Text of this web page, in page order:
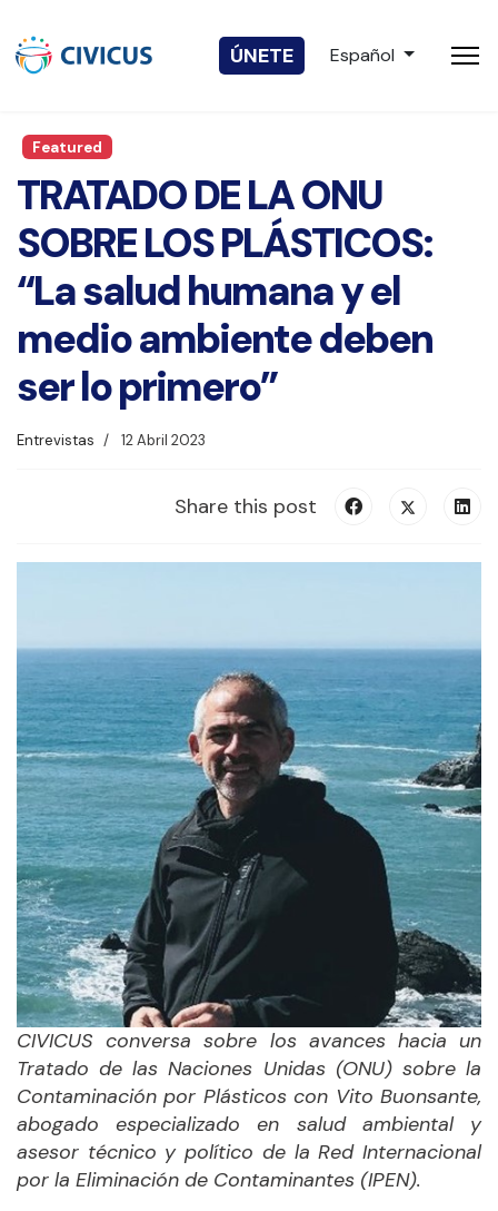
ÚNETE Seleccione su
Español
Featured
TRATADO DE LA ONU
SOBRE LOS PLÁSTICOS:
“La salud humana y el
medio ambiente deben
ser lo primero”
Entrevistas 12 Abril 2023
Share this post
CIVICUS conversa sobre los avances hacia un
Tratado de las Naciones Unidas (ONU) sobre la
Contaminación por Plásticos con Vito Buonsante,
abogado especializado en salud ambiental y
asesor técnico y político de la Red Internacional
por la Eliminación de Contaminantes (IPEN).